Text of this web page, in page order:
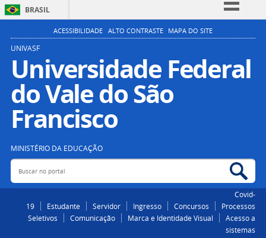
BRASIL
Simplifique!
Participe
Acesso à informação
Legislação
ACESSIBILIDADE ALTO CONTRASTE MAPA DO SITE
UNIVASF
Universidade Federal
do Vale do São
Francisco
MINISTÉRIO DA EDUCAÇÃO
Buscar no portal
Covid-
19
Estudante Servidor Ingresso Concursos
Processos
Seletivos
Comunicação Marca e Identidade Visual
Acesso a
sistemas